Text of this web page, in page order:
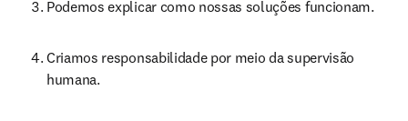
Podemos explicar como nossas soluções funcionam.
Criamos responsabilidade por meio da supervisão
humana.